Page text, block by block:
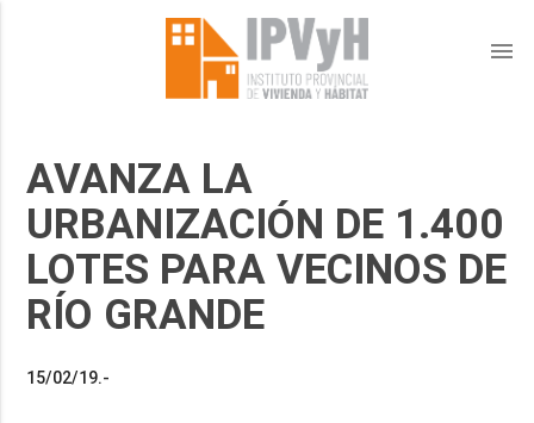
menu
AVANZA LA
URBANIZACIÓN DE 1.400
LOTES PARA VECINOS DE
RÍO GRANDE
15/02/19.-